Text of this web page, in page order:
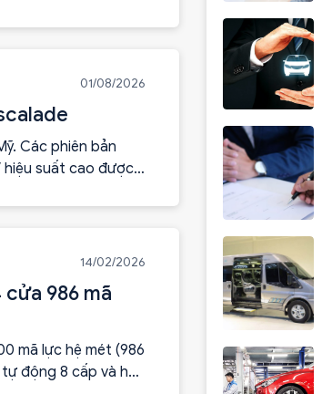
01/08/2026
Các phiên bản
hiệu suất cao được
14/02/2026
986 mã
mã lực hệ mét (986
động 8 cấp và hỗ